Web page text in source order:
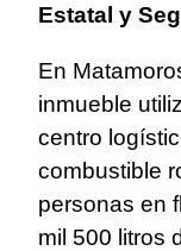
Estatal y
En
inmueble
centro
combustible
personas en
mil 500 litros